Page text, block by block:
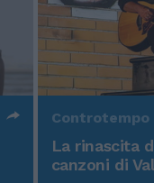
Controtempo
La rinascita
canzoni di